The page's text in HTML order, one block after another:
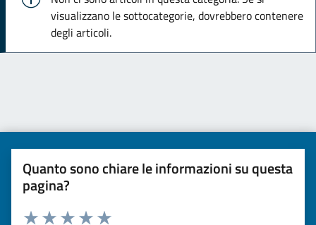
visualizzano le sottocategorie, dovrebbero contenere
degli articoli.
Quanto sono chiare le informazioni su questa
pagina?
Valuta da 1 a 5 stelle la pagina